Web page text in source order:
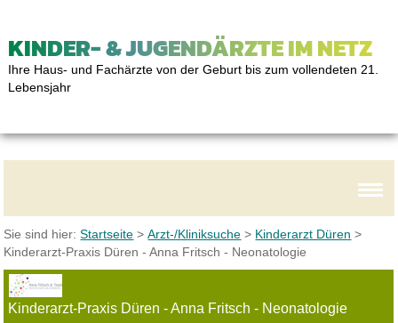
KINDER- & JUGENDÄRZTE IM NETZ
Ihre Haus- und Fachärzte von der Geburt bis zum vollendeten 21.
Lebensjahr
Sie sind hier:Startseite >Arzt-/Kliniksuche > Kinderarzt Düren >
Kinderarzt-Praxis Düren - Anna Fritsch - Neonatologie
Kinderarzt-Praxis Düren - Anna Fritsch - Neonatologie